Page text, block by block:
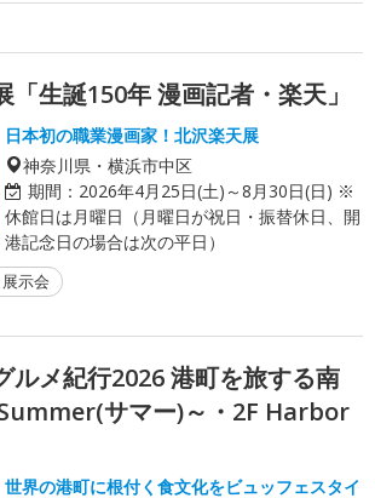
「生誕150年 漫画記者・楽天」
日本初の職業漫画家！北沢楽天展
神奈川県・横浜市中区
期間： 2026年4月25日(土)～8月30日(日) ※
休館日は月曜日（月曜日が祝日・振替休日、開
港記念日の場合は次の平日）
示会
ルメ紀行2026 港町を旅する南
サマー)～・2F Harbor
世界の港町に根付く食文化をビュッフェスタイ